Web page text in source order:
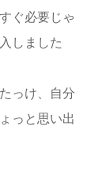
ぐ必要じゃ
しました
っけ、自分
っと思い出